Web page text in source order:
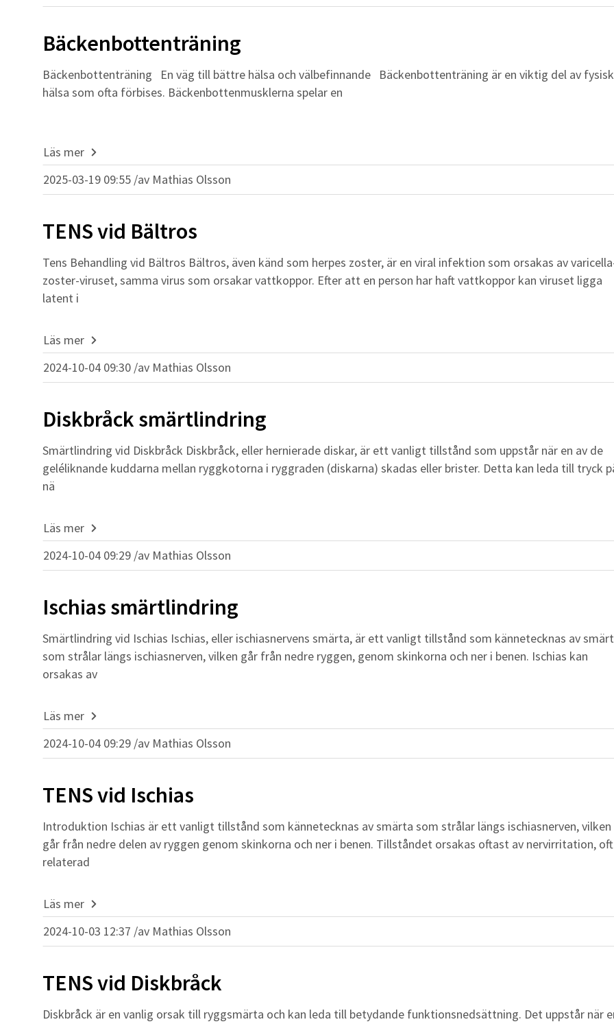
Bäckenbottenträning
Bäckenbottenträning En väg till bättre hälsa och välbefinnande Bäckenbottenträning är en viktig del av fysisk
hälsa som ofta förbises. Bäckenbottenmusklerna spelar en
2025-03-19 09:55 /av Mathias Olsson
Läs mer
TENS vid Bältros
Tens Behandling vid Bältros Bältros, även känd som herpes zoster, är en viral infektion som orsakas av
zoster-viruset, samma virus som orsakar vattkoppor. Efter att en person har haft vattkoppor kan viruset ligga
latent i
2024-10-04 09:30 /av Mathias Olsson
Läs mer
Diskbråck smärtlindring
Smärtlindring vid Diskbråck Diskbråck, eller hernierade diskar, är ett vanligt tillstånd som uppstår när en av de
geléliknande kuddarna mellan ryggkotorna i ryggraden (diskarna) skadas eller brister. Detta kan leda till tryck
nä
2024-10-04 09:29 /av Mathias Olsson
Läs mer
Ischias smärtlindring
Smärtlindring vid Ischias Ischias, eller ischiasnervens smärta, är ett vanligt tillstånd som kännetecknas av
som strålar längs ischiasnerven, vilken går från nedre ryggen, genom skinkorna och ner i benen. Ischias kan
orsakas av
2024-10-04 09:29 /av Mathias Olsson
Läs mer
TENS vid Ischias
Introduktion Ischias är ett vanligt tillstånd som kännetecknas av smärta som strålar längs ischiasnerven, vilken
går från nedre delen av ryggen genom skinkorna och ner i benen. Tillståndet orsakas oftast av nervirritation,
relaterad
2024-10-03 12:37 /av Mathias Olsson
Läs mer
TENS vid Diskbråck
Diskbråck är en vanlig orsak till ryggsmärta och kan leda till betydande funktionsnedsättning. Det uppstår när